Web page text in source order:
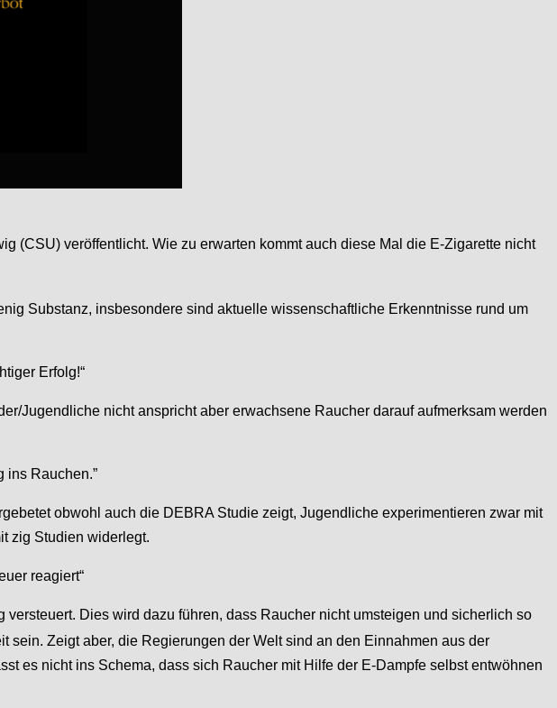
(CSU) veröffentlicht. Wie zu erwarten kommt auch diese Mal die E-Zigarette nicht
Substanz, insbesondere sind aktuelle wissenschaftliche Erkenntnisse rund um
Erfolg!“
Jugendliche nicht anspricht aber erwachsene Raucher darauf aufmerksam werden
ins Rauchen.”
obwohl auch die DEBRA Studie zeigt, Jugendliche experimentieren zwar mit
zig Studien widerlegt.
reagiert“
Dies wird dazu führen, dass Raucher nicht umsteigen und sicherlich so
sein. Zeigt aber, die Regierungen der Welt sind an den Einnahmen aus der
es nicht ins Schema, dass sich Raucher mit Hilfe der E-Dampfe selbst entwöhnen